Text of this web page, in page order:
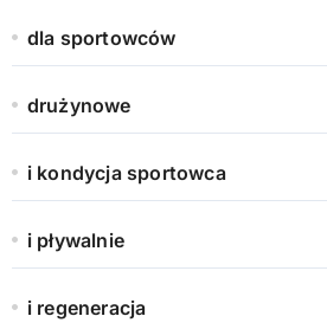
dla sportowców
drużynowe
i kondycja sportowca
i pływalnie
i regeneracja